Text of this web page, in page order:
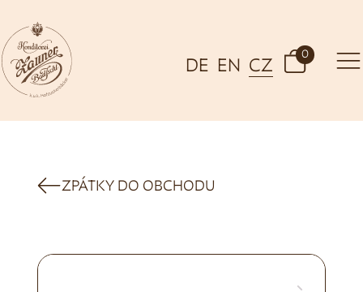
DE EN CZ
0
ZPÁTKY DO OBCHODU